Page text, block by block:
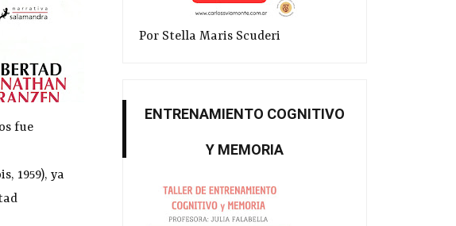
fue
1959), ya
Por Stella Maris Scuderi
ENTRENAMIENTO COGNITIVO
Y MEMORIA